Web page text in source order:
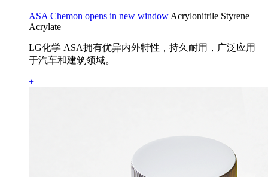
ASA Chemon opens in new window Acrylonitrile Styrene
Acrylate
LG化学 ASA拥有优异内外特性，持久耐用，广泛应用
于汽车和建筑领域。
+